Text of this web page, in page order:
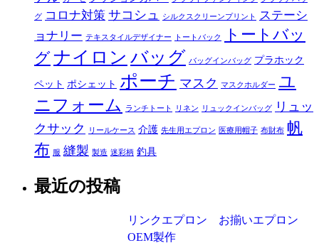
グ コロナ対策 サコシュ シルクスクリーンプリント
ステーシ
ョナリー テキスタイルデザイナー トートバック
トートバッ
グナイロン バッグ バッグインバッグ プラホック
ペット ポシェット ポーチ マスク マスクホルダー ユ
ニフォーム
ランチトート リネン リュックインバッグ
リュッ
クサック
リールケース 介護 先生用エプロン 医療用帽子 布財布 帆
布 服 縫製 製造 迷彩柄 釣具
最近の投稿
リンクエプロン お揃いエプロン
OEM製作